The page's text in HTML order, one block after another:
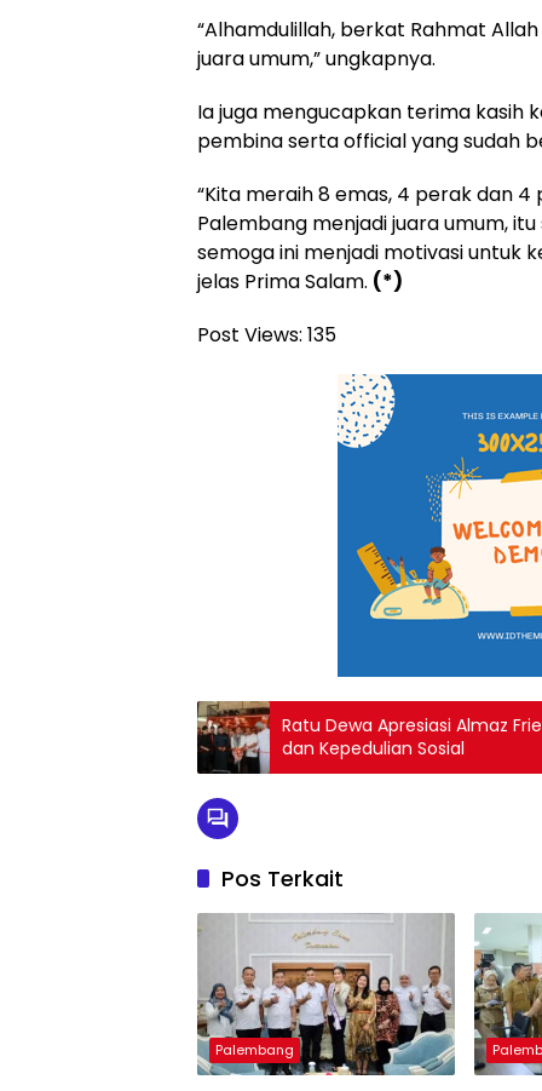
“Alhamdulillah, berkat Rahmat
juara umum,” ungkapnya.
Ia juga mengucapkan terima kasih
pembina serta official yang sudah
“Kita meraih 8 emas, 4 perak dan
Palembang menjadi juara umum,
semoga ini menjadi motivasi untuk
jelas Prima Salam. (*)
Post Views: 135
Ratu Dewa Apresiasi Almaz
dan Kepedulian Sosial
Pos Terkait
Palembang